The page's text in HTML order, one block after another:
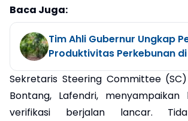
Baca Juga:
Tim Ahli Gubernur Ungkap
Produktivitas Perkebunan
Sekretaris Steering Committee
Bontang, Lafendri,
verifikasi berjalan lancar.